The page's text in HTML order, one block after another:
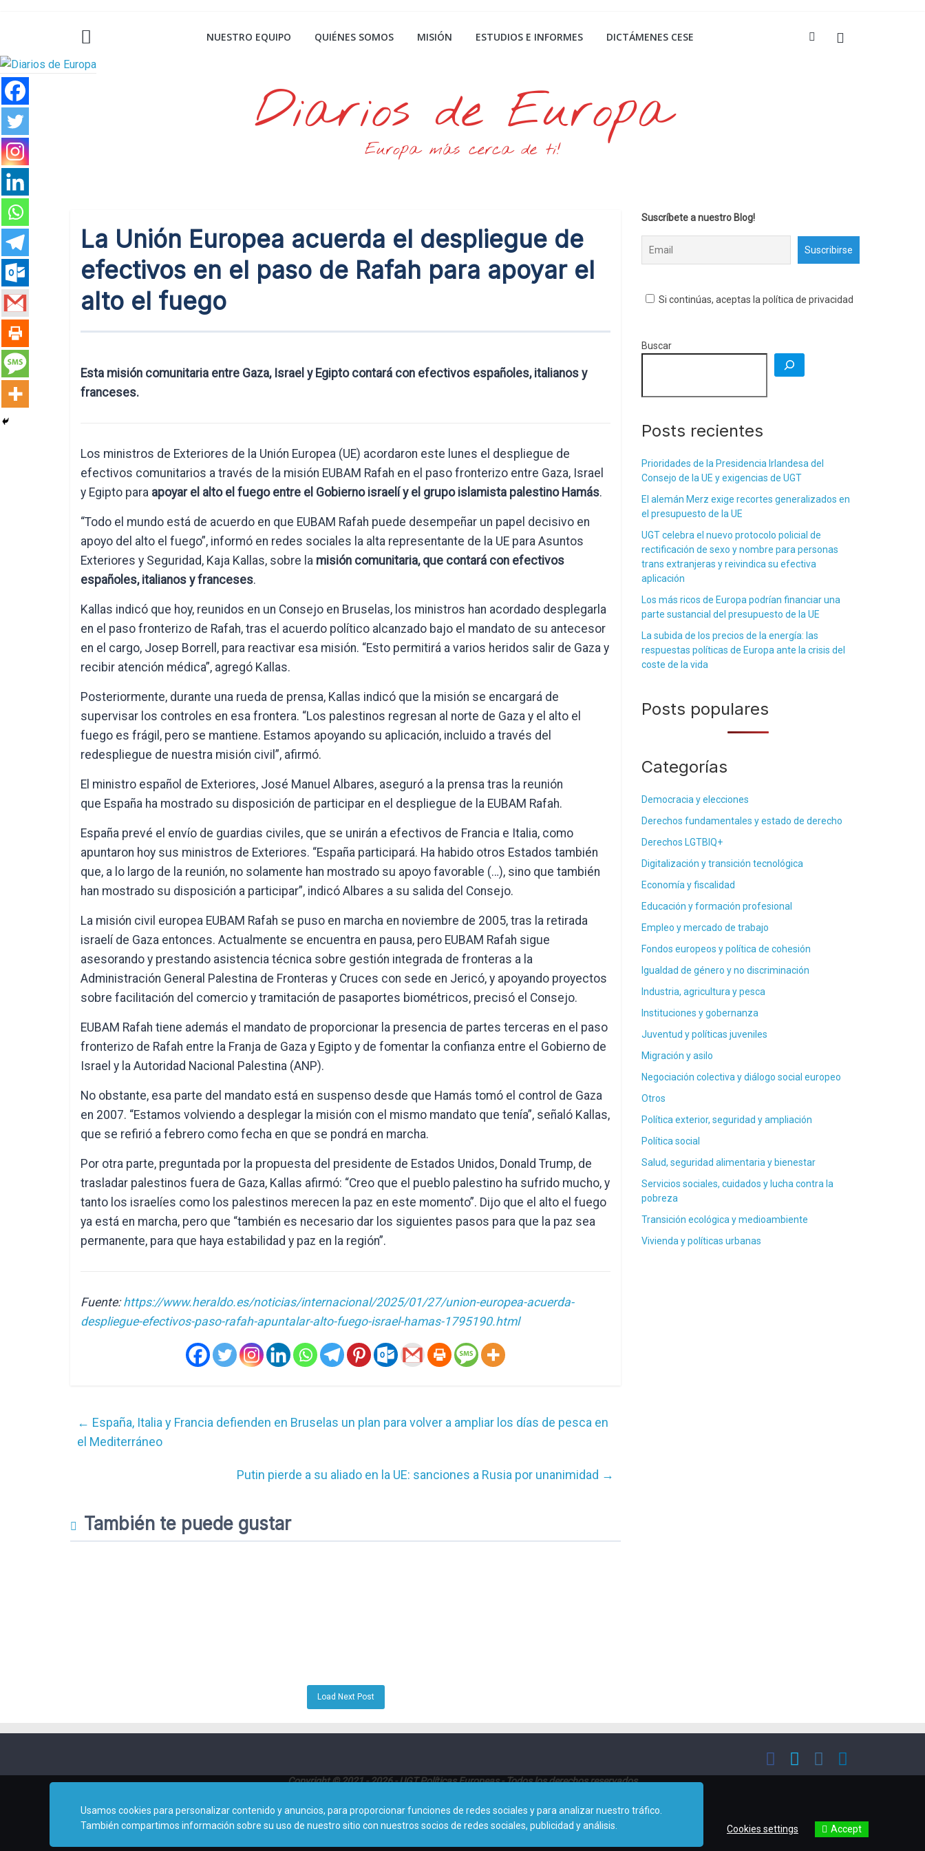
NUESTRO EQUIPO QUIÉNES SOMOS MISIÓN ESTUDIOS E INFORMES DICTÁMENES CESE
Diarios de Europa
Europa más cerca de ti!
La Unión Europea acuerda el despliegue de
efectivos en el paso de Rafah para apoyar el
alto el fuego
Esta misión comunitaria entre Gaza, Israel y Egipto contará con efectivos españoles, italianos y
franceses.
Los ministros de Exteriores de la Unión Europea (UE) acordaron este lunes el despliegue de
efectivos comunitarios a través de la misión EUBAM Rafah en el paso fronterizo entre Gaza, Israel
y Egipto para apoyar el alto el fuego entre el Gobierno israelí y el grupo islamista palestino Hamás.
“Todo el mundo está de acuerdo en que EUBAM Rafah puede desempeñar un papel decisivo en
apoyo del alto el fuego”, informó en redes sociales la alta representante de la UE para Asuntos
Exteriores y Seguridad, Kaja Kallas, sobre la misión comunitaria, que contará con efectivos
españoles, italianos y franceses.
Kallas indicó que hoy, reunidos en un Consejo en Bruselas, los ministros han acordado desplegarla
en el paso fronterizo de Rafah, tras el acuerdo político alcanzado bajo el mandato de su antecesor
en el cargo, Josep Borrell, para reactivar esa misión. “Esto permitirá a varios heridos salir de Gaza y
recibir atención médica”, agregó Kallas.
Posteriormente, durante una rueda de prensa, Kallas indicó que la misión se encargará de
supervisar los controles en esa frontera. “Los palestinos regresan al norte de Gaza y el alto el
fuego es frágil, pero se mantiene. Estamos apoyando su aplicación, incluido a través del
redespliegue de nuestra misión civil”, afirmó.
El ministro español de Exteriores, José Manuel Albares, aseguró a la prensa tras la reunión
que España ha mostrado su disposición de participar en el despliegue de la EUBAM Rafah.
España prevé el envío de guardias civiles, que se unirán a efectivos de Francia e Italia, como
apuntaron hoy sus ministros de Exteriores. “España participará. Ha habido otros Estados también
que, a lo largo de la reunión, no solamente han mostrado su apoyo favorable (…), sino que también
han mostrado su disposición a participar”, indicó Albares a su salida del Consejo.
La misión civil europea EUBAM Rafah se puso en marcha en noviembre de 2005, tras la retirada
israelí de Gaza entonces. Actualmente se encuentra en pausa, pero EUBAM Rafah sigue
asesorando y prestando asistencia técnica sobre gestión integrada de fronteras a la
Administración General Palestina de Fronteras y Cruces con sede en Jericó, y apoyando proyectos
sobre facilitación del comercio y tramitación de pasaportes biométricos, precisó el Consejo.
EUBAM Rafah tiene además el mandato de proporcionar la presencia de partes terceras en el paso
fronterizo de Rafah entre la Franja de Gaza y Egipto y de fomentar la confianza entre el Gobierno de
Israel y la Autoridad Nacional Palestina (ANP).
No obstante, esa parte del mandato está en suspenso desde que Hamás tomó el control de Gaza
en 2007. “Estamos volviendo a desplegar la misión con el mismo mandato que tenía”, señaló Kallas,
que se refirió a febrero como fecha en que se pondrá en marcha.
Por otra parte, preguntada por la propuesta del presidente de Estados Unidos, Donald Trump, de
trasladar palestinos fuera de Gaza, Kallas afirmó: “Creo que el pueblo palestino ha sufrido mucho, y
tanto los israelíes como los palestinos merecen la paz en este momento”. Dijo que el alto el fuego
ya está en marcha, pero que “también es necesario dar los siguientes pasos para que la paz sea
permanente, para que haya estabilidad y paz en la región”.
Fuente:https://www.heraldo.es/noticias/internacional/2025/01/27/union-europea-acuerda-
despliegue-efectivos-paso-rafah-apuntalar-alto-fuego-israel-hamas-1795190.html
← España, Italia y Francia defienden en Bruselas un plan para volver a ampliar los días de pesca en
el Mediterráneo
Putin pierde a su aliado en la UE: sanciones a Rusia por unanimidad →
También te puede gustar
Load Next Post
Suscríbete a nuestro Blog!
Si continúas, aceptas la política de privacidad
Buscar
Posts recientes
Prioridades de la Presidencia Irlandesa del
Consejo de la UE y exigencias de UGT
El alemán Merz exige recortes generalizados en
el presupuesto de la UE
UGT celebra el nuevo protocolo policial de
rectificación de sexo y nombre para personas
trans extranjeras y reivindica su efectiva
aplicación
Los más ricos de Europa podrían financiar una
parte sustancial del presupuesto de la UE
La subida de los precios de la energía: las
respuestas políticas de Europa ante la crisis del
coste de la vida
Posts populares
Categorías
Democracia y elecciones
Derechos fundamentales y estado de derecho
Derechos LGTBIQ+
Digitalización y transición tecnológica
Economía y fiscalidad
Educación y formación profesional
Empleo y mercado de trabajo
Fondos europeos y política de cohesión
Igualdad de género y no discriminación
Industria, agricultura y pesca
Instituciones y gobernanza
Juventud y políticas juveniles
Migración y asilo
Negociación colectiva y diálogo social europeo
Otros
Política exterior, seguridad y ampliación
Política social
Salud, seguridad alimentaria y bienestar
Servicios sociales, cuidados y lucha contra la
pobreza
Transición ecológica y medioambiente
Vivienda y políticas urbanas
Copyright © 2021 - 2026 - UGT Políticas Europeas - Todos los derechos reservados
Avenida de América 25, Planta 8ª (28002 - Madrid)
Contacto: 0034915788413 |politicaseuropeas@cec.ugt.org
Usamos cookies para personalizar contenido y anuncios, para proporcionar funciones de redes sociales y para analizar nuestro tráfico.
También compartimos información sobre su uso de nuestro sitio con nuestros socios de redes sociales, publicidad y análisis.
Cookies settings Accept